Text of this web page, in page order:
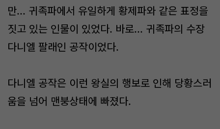
만... 귀족파에서 유일하게 황제파와 같은 표정을
짓고 있는 인물이 있었다. 바로... 귀족파의 수장
다니엘 팔래인 공작이었다.
다니엘 공작은 이런 왕실의 행보로 인해 당황스러
움을 넘어 맨붕상태에 빠졌다.